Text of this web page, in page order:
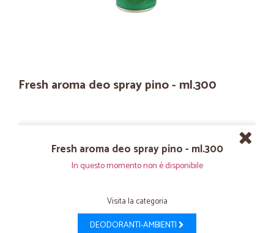
Fresh aroma deo spray pino - ml.300
Fresh aroma deo spray pino - ml.300
In questo momento non è disponibile
Visita la categoria
DEODORANTI-AMBIENTI